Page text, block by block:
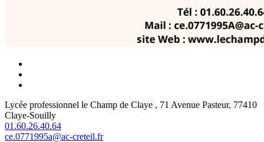
Lycée professionnel le Champ de Claye , 71 Avenue Pasteur, 77410
Claye-Souilly
01.60.26.40.64
ce.0771995a@ac-creteil.fr